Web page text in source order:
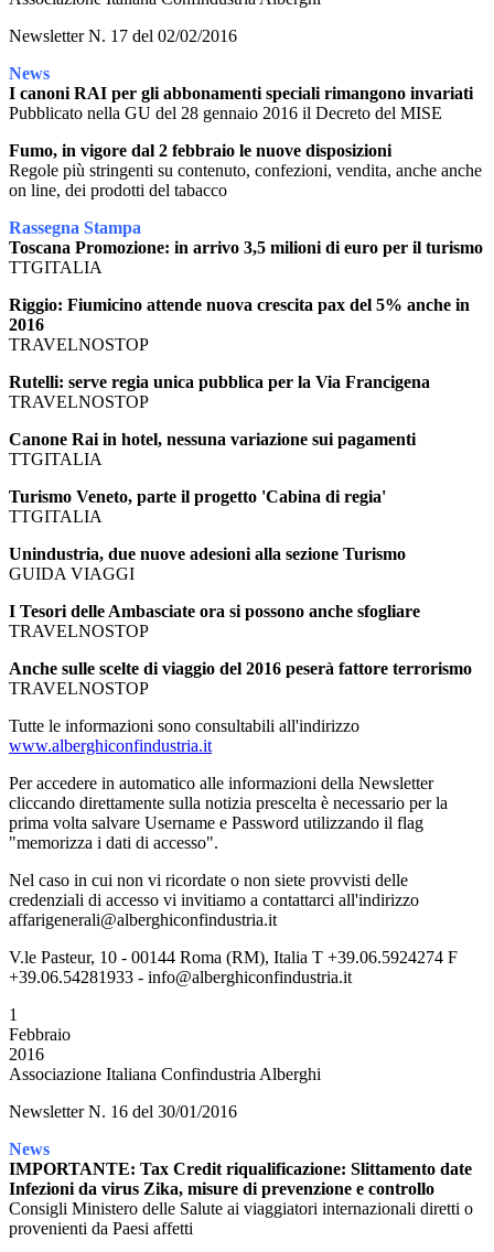
Newsletter N. 17 del 02/02/2016
News
I canoni RAI per gli abbonamenti speciali rimangono invariati
Pubblicato nella GU del 28 gennaio 2016 il Decreto del MISE
Fumo, in vigore dal 2 febbraio le nuove disposizioni
Regole più stringenti su contenuto, confezioni, vendita, anche anche
on line, dei prodotti del tabacco
Rassegna Stampa
Toscana Promozione: in arrivo 3,5 milioni di euro per il turismo
TTGITALIA
Riggio: Fiumicino attende nuova crescita pax del 5% anche in
2016
TRAVELNOSTOP
Rutelli: serve regia unica pubblica per la Via Francigena
TRAVELNOSTOP
Canone Rai in hotel, nessuna variazione sui pagamenti
TTGITALIA
Turismo Veneto, parte il progetto 'Cabina di regia'
TTGITALIA
Unindustria, due nuove adesioni alla sezione Turismo
GUIDA VIAGGI
I Tesori delle Ambasciate ora si possono anche sfogliare
TRAVELNOSTOP
Anche sulle scelte di viaggio del 2016 peserà fattore terrorismo
TRAVELNOSTOP
Tutte le informazioni sono consultabili all'indirizzo
www.alberghiconfindustria.it
Per accedere in automatico alle informazioni della Newsletter
cliccando direttamente sulla notizia prescelta è necessario per la
prima volta salvare Username e Password utilizzando il flag
"memorizza i dati di accesso".
Nel caso in cui non vi ricordate o non siete provvisti delle
credenziali di accesso vi invitiamo a contattarci all'indirizzo
affarigenerali@alberghiconfindustria.it
V.le Pasteur, 10 - 00144 Roma (RM), Italia T +39.06.5924274 F
+39.06.54281933 - info@alberghiconfindustria.it
1
Febbraio
2016
Associazione Italiana Confindustria Alberghi
Newsletter N. 16 del 30/01/2016
News
IMPORTANTE: Tax Credit riqualificazione: Slittamento date
Infezioni da virus Zika, misure di prevenzione e controllo
Consigli Ministero delle Salute ai viaggiatori internazionali diretti o
provenienti da Paesi affetti